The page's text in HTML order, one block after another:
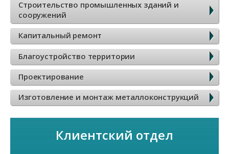
Б
о
к
о
в
о
Строительство промышленных зданий и
сооружений
Капитальный ремонт
Благоустройство территории
Проектирование
Изготовление и монтаж металлоконструкций
Клиентский отдел